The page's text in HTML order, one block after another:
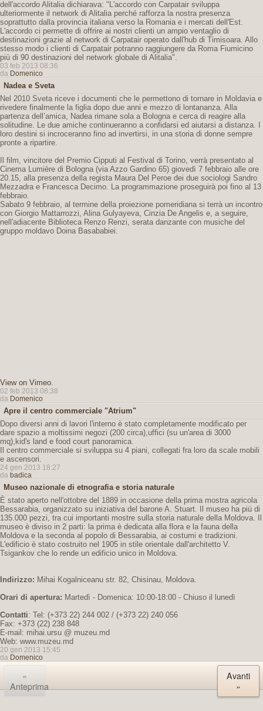
dell'accordo Alitalia dichiarava: "L'accordo con Carpatair sviluppa
ulteriormente il network di Alitalia perché rafforza la nostra presenza
soprattutto dalla provincia italiana verso la Romania e i mercati dell'Est.
L'accordo ci permette di offrire ai nostri clienti un ampio ventaglio di
destinazioni grazie al network di Carpatair operato dall'hub di Timisoara. Allo
stesso modo i clienti di Carpatair potranno raggiungere da Roma Fiumicino
più di 90 destinazioni del network globale di Alitalia".
03 feb 2013 08:36
da Domenico
Nadea e Sveta
Nel 2010 Sveta riceve i documenti che le permettono di tornare in Moldavia e
rivedere finalmente la figlia dopo due anni e mezzo di lontananza. Alla
partenza dell’amica, Nadea rimane sola a Bologna e cerca di reagire alla
solitudine. Le due amiche continueranno a confidarsi ed aiutarsi a distanza. I
loro destini si incroceranno fino ad invertirsi, in una storia di donne sempre
pronte a ripartire.
Il film, vincitore del Premio Cipputi al Festival di Torino, verrà presentato al
Cinema Lumière di Bologna (via Azzo Gardino 65) giovedì 7 febbraio alle ore
20.15, alla presenza della regista Maura Del Peroe dei due sociologi Sandro
Mezzadra e Francesca Decimo. La programmazione proseguirà poi fino al 13
febbraio.
Sabato 9 febbraio, al termine della proiezione pomeridiana si terrà un incontro
con Giorgio Mattarrozzi, Alina Gulyayeva, Cinzia De Angelis e, a seguire,
nell'adiacente Biblioteca Renzo Renzi, serata danzante con musiche del
gruppo moldavo Doina Basababiei.
View on Vimeo.
02 feb 2013 08:38
da Domenico
Apre il centro commerciale "Atrium"
Dopo diversi anni di lavori l'interno è stato completamente modificato per
dare spazio a moltissimi negozi (200 circa),uffici (su un'area di 3000
mq),kid's land e food court panoramica.
Il centro commerciale si sviluppa su 4 piani, collegati fra loro da scale mobili
e ascensori.
24 gen 2013 18:27
da badica
Museo nazionale di etnografia e storia naturale
È stato aperto nell'ottobre del 1889 in occasione della prima mostra agricola
Bessarabia, organizzato su iniziativa del barone A. Stuart. Il museo ha più di
135.000 pezzi, tra cui importanti mostre sulla storia naturale della Moldova. Il
museo è diviso in 2 parti: la prima è dedicata alla flora e la fauna della
Moldova e la seconda al popolo di Bessarabia, ai costumi e tradizioni.
L'edificio è stato costruito nel 1905 in stile orientale dall'architetto V.
Tsigankov che lo rende un edificio unico in Moldova.
Indirizzo: Mihai Kogalniceanu str. 82, Chisinau, Moldova.
Orari di apertura: Martedì - Domenica: 10:00-18:00 - Chiuso il lunedì
Contatti: Tel: (+373 22) 244 002 / (+373 22) 240 056
Fax: +373 (22) 238 848
E-mail: mihai.ursu @ muzeu.md
Web: www.muzeu.md
20 gen 2013 15:45
da Domenico
«
Anteprima
Avanti
»